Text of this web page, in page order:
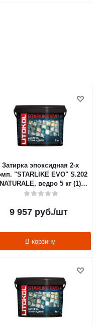
Затирка эпоксидная 2-х
"STARLIKE EVO" S.202
NATURALE, ведро 5 кг (1)
LITOKOL
9 957руб./шт
В корзину